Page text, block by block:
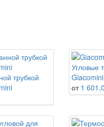
трубкой
Угловые
Giacomini
от 1